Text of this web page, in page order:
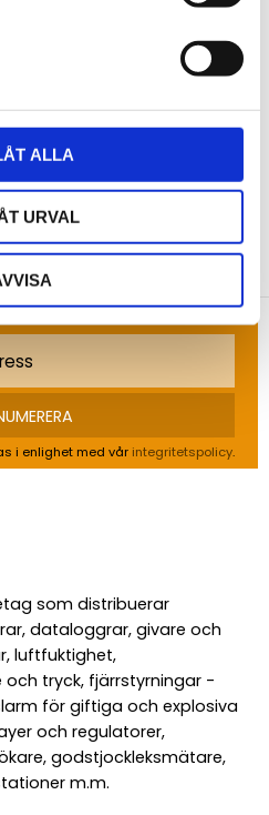
ALLA
URVAL
omdöme.
och ta del av de
i enlighet med vår integritetspolicy.
som distribuerar
dataloggrar, givare och
luftfuktighet,
tryck, fjärrstyrningar -
för giftiga och explosiva
och regulatorer,
godstjockleksmätare,
m.m.